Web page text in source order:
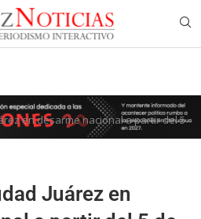
en desarme nacional a partir del 5
Juárez en